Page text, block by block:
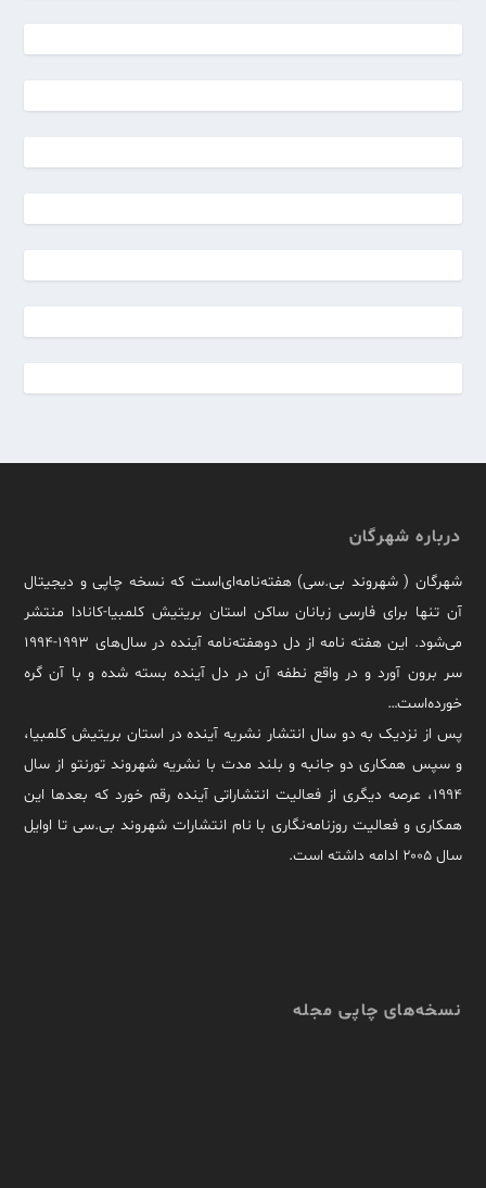
درباره شهرگان
شهرگان ( شهروند بی.سی) هفته‌نامه‌ای‌است که نسخه چاپی و دیجیتال
آن تنها برای فارسی زبانان ساکن استان بریتیش کلمبیا-کانادا منتشر
می‌شود. این هفته نامه از دل دوهفته‌نامه آینده در سال‌های ۱۹۹۳-۱۹۹۴
سر برون آورد و در واقع نطفه آن در دل آینده بسته شده و با آن گره
خورده‌است…
پس از نزدیک به دو سال انتشار نشریه آینده در استان بریتیش کلمبیا،
و سپس همکاری دو جانبه و بلند مدت با نشریه شهروند تورنتو از سال
۱۹۹۴، عرصه دیگری از فعالیت انتشاراتی آینده رقم خورد که بعدها این
همکاری و فعالیت روزنامه‌نگاری با نام انتشارات شهروند بی.سی تا اوایل
سال ۲۰۰۵ ادامه داشته است.
نسخه‌های چاپی مجله